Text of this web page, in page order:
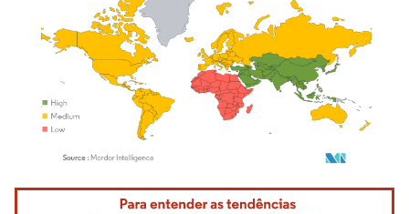
Imagem © Mordor Intelligence. O reuso requer atribuição conforme CC BY 4.0.